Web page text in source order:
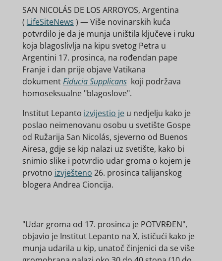
SAN NICOLÁS DE LOS ARROYOS, Argentina
( LifeSiteNews ) —Više novinarskih kuća
potvrdilo je da je munja uništila ključeve i ruku
koja blagoslivlja na kipu svetog Petra u
Argentini 17. prosinca, na rođendan pape
Franje i dan prije objave Vatikana
dokumentFiducia Supplicans koji podržava
homoseksualne "blagoslove".
Institut Lepanto izvijestio jeu nedjelju kako je
poslao neimenovanu osobu u svetište Gospe
od Ružarija San Nicolás, sjeverno od Buenos
Airesa, gdje se kip nalazi uz svetište, kako bi
snimio slike i potvrdio udar groma o kojem je
prvotno izvješteno 26. prosinca talijanskog
blogera Andrea Cioncija.
"Udar groma od 17. prosinca je POTVRĐEN",
objavio je Institut Lepanto na X, ističući kako je
munja udarila u kip, unatoč činjenici da se više